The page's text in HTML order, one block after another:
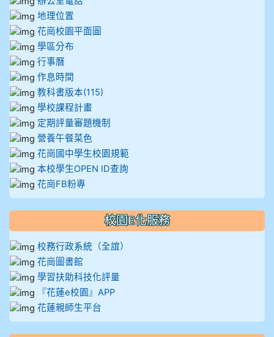
地理位置
花崗校園平面圖
學區分布
行事曆
作息時間
教科書版本(115)
學校課程計畫
定期評量審題機制
營養午餐菜色
花崗國中學生校園規範
本校學生OPEN ID查詢
花崗FB粉專
校園E化服務
校務行政系統（全誼）
花崗圖書館
學習扶助科技化評量
『花蓮e校園』APP
花蓮親師生平台